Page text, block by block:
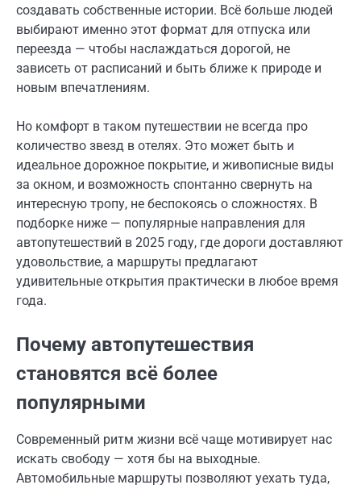
создавать собственные истории. Всё больше людей
выбирают именно этот формат для отпуска или
переезда — чтобы наслаждаться дорогой, не
зависеть от расписаний и быть ближе к природе и
новым впечатлениям.
Но комфорт в таком путешествии не всегда про
количество звезд в отелях. Это может быть и
идеальное дорожное покрытие, и живописные виды
за окном, и возможность спонтанно свернуть на
интересную тропу, не беспокоясь о сложностях. В
подборке ниже — популярные направления для
автопутешествий в 2025 году, где дороги доставляют
удовольствие, а маршруты предлагают
удивительные открытия практически в любое время
года.
Почему автопутешествия
становятся всё более
популярными
Современный ритм жизни всё чаще мотивирует нас
искать свободу — хотя бы на выходные.
Автомобильные маршруты позволяют уехать туда,